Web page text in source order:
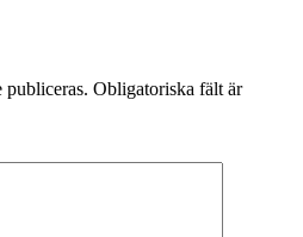
publiceras. Obligatoriska fält är